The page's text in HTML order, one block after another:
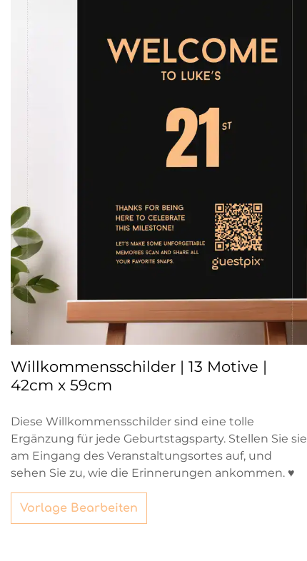
Willkommensschilder | 13 Motive |
42cm x 59cm
Diese Willkommensschilder sind eine tolle
Ergänzung für jede Geburtstagsparty. Stellen Sie sie
am Eingang des Veranstaltungsortes auf, und
sehen Sie zu, wie die Erinnerungen ankommen. ♥
Vorlage Bearbeiten